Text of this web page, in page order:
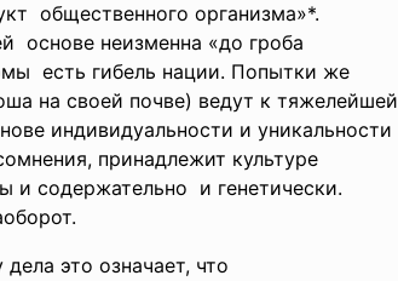
общественного организма»*.
основе неизменна «до гроба
есть гибель нации. Попытки же
на своей почве) ведут к тяжелейшей
индивидуальности и уникальности
принадлежит культуре
и содержательно и генетически.
это означает, что